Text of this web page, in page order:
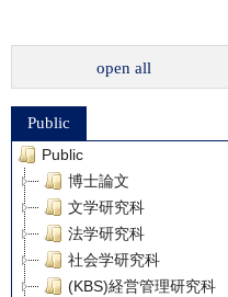
open all
Public
Public
博士論文
文学研究科
法学研究科
社会学研究科
(KBS)経営管理研究科